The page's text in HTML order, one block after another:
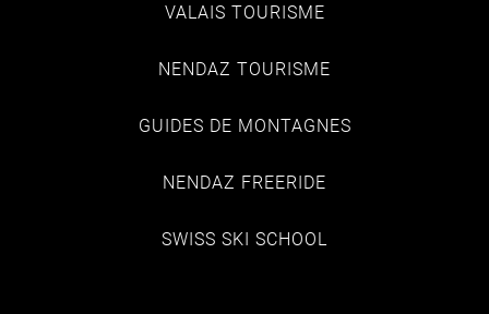
VALAIS TOURISME
NENDAZ TOURISME
GUIDES DE MONTAGNES
NENDAZ FREERIDE
SWISS SKI SCHOOL